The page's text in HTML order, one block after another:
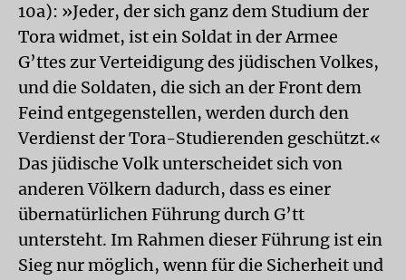
10a): »Jeder, der sich ganz dem Studium der
Tora widmet, ist ein Soldat in der Armee
G’ttes zur Verteidigung des jüdischen Volkes,
und die Soldaten, die sich an der Front dem
Feind entgegenstellen, werden durch den
Verdienst der Tora-Studierenden geschützt.«
Das jüdische Volk unterscheidet sich von
anderen Völkern dadurch, dass es einer
übernatürlichen Führung durch G’tt
untersteht. Im Rahmen dieser Führung ist ein
Sieg nur möglich, wenn für die Sicherheit und